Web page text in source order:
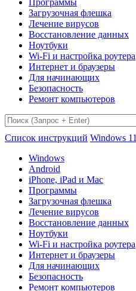
Загрузочная флешка
Лечение вирусов
Восстановление данных
Ноутбуки
Wi-Fi и настройка роутера
Интернет и браузеры
Для начинающих
Безопасность
Ремонт компьютеров
Список инструкций Windows 11
Windows
Android
iPhone, iPad и Mac
Программы
Загрузочная флешка
Лечение вирусов
Восстановление данных
Ноутбуки
Wi-Fi и настройка роутера
Интернет и браузеры
Для начинающих
Безопасность
Ремонт компьютеров